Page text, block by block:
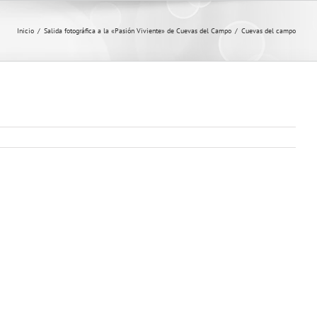
Inicio / Salida fotográfica a la «Pasión Viviente» de Cuevas del Campo / Cuevas del campo